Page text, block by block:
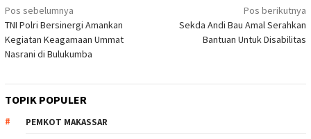
Navigasi
pos
Pos sebelumnya
TNI Polri Bersinergi Amankan
Kegiatan Keagamaan Ummat
Nasrani di Bulukumba
Pos berikutnya
Sekda Andi Bau Amal Serahkan
Bantuan Untuk Disabilitas
TOPIK POPULER
PEMKOT MAKASSAR